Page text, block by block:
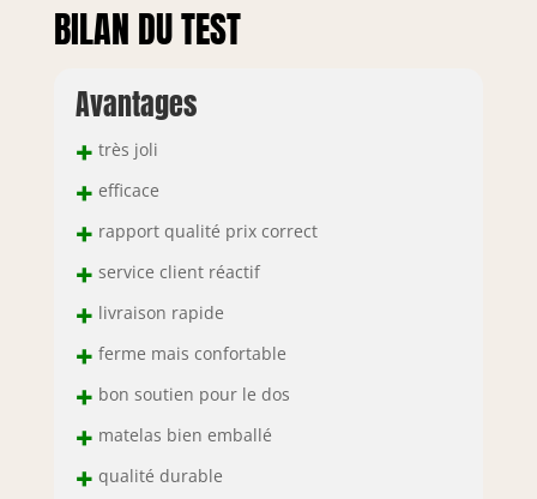
BILAN DU TEST
Avantages
+ très joli
+ efficace
+ rapport qualité prix correct
+ service client réactif
+ livraison rapide
+ ferme mais confortable
+ bon soutien pour le dos
+ matelas bien emballé
+ qualité durable